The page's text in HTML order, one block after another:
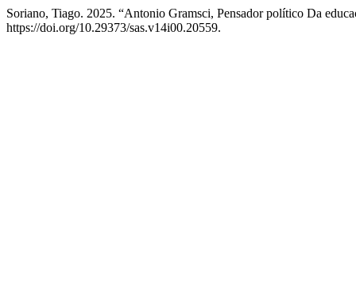
Soriano, Tiago. 2025. “Antonio Gramsci, Pensador político Da
https://doi.org/10.29373/sas.v14i00.20559.